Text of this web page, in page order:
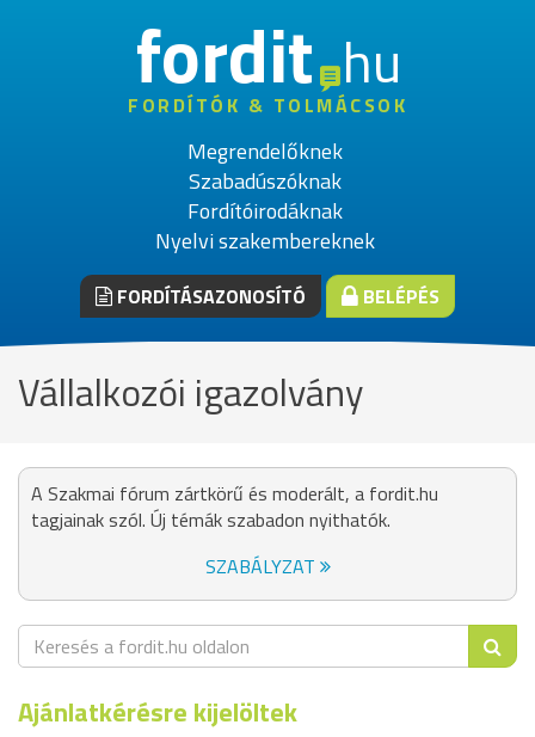
fordithu
FORDÍTÓK & TOLMÁCSOK
Megrendelőknek
Szabadúszóknak
Fordítóirodáknak
Nyelvi szakembereknek
FORDÍTÁSAZONOSÍTÓ BELÉPÉS
Vállalkozói igazolvány
A Szakmai fórum zártkörű és moderált, a fordit.hu
tagjainak szól. Új témák szabadon nyithatók.
SZABÁLYZAT
Ajánlatkérésre kijelöltek